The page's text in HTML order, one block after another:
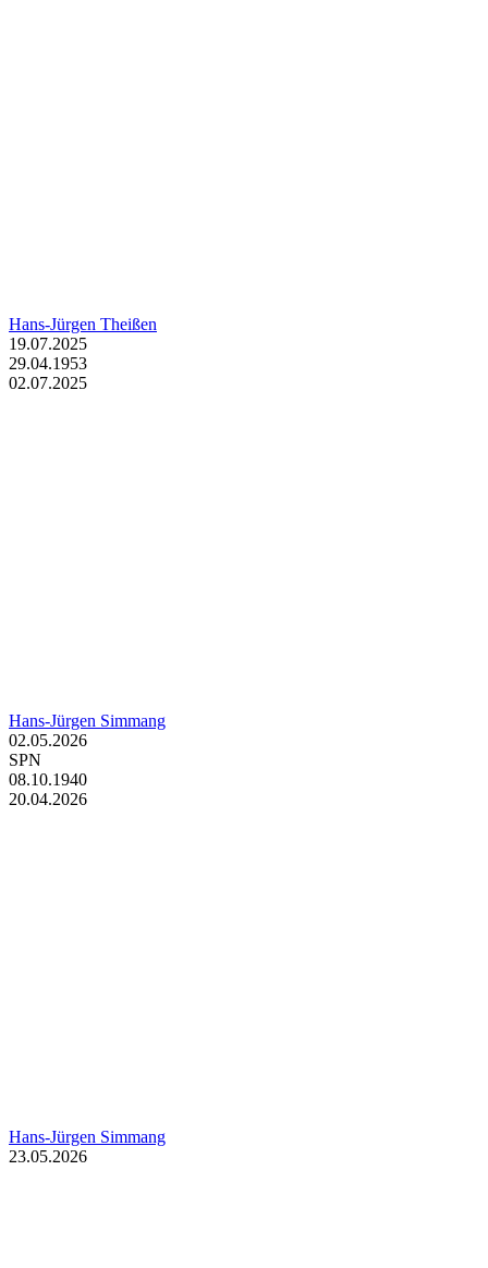
Hans-Jürgen Theißen
19.07.2025
29.04.1953
02.07.2025
Hans-Jürgen Simmang
02.05.2026
SPN
08.10.1940
20.04.2026
Hans-Jürgen Simmang
23.05.2026